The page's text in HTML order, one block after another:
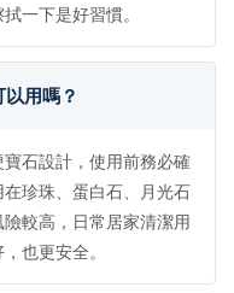
一下是好習慣。
用嗎？
石設計，使用前務必確
珍珠、蛋白石、月光石
較高，日常居家清潔用
也更安全。